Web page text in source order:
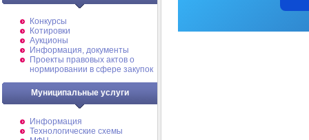
Конкурсы
Котировки
Аукционы
Информация, документы
Проекты правовых актов о
нормировании в сфере закупок
Муниципальные услуги
Информация
Технологические схемы